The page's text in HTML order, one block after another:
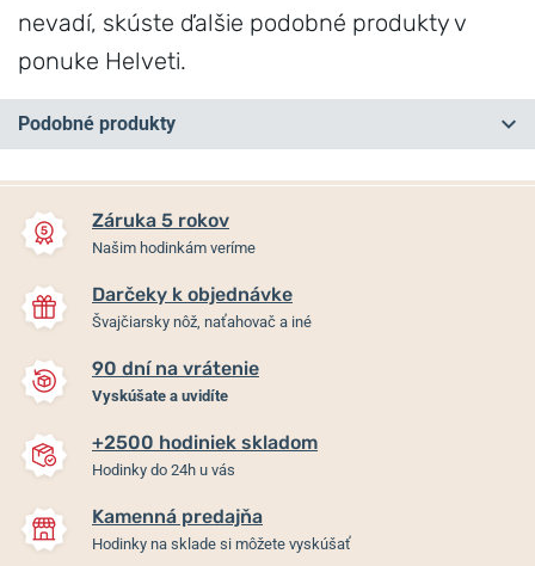
nevadí, skúste ďalšie podobné produkty v
ponuke Helveti.
Podobné produkty
Remienok Hirsch Liberty -
čierny
Skladom
54 €
Záruka 5 rokov
Našim hodinkám veríme
Darčeky k objednávke
Švajčiarsky nôž, naťahovač a iné
90 dní na vrátenie
Vyskúšate a uvidíte
+2500 hodiniek skladom
Hodinky do 24h u vás
Kamenná predajňa
Hodinky na sklade si môžete vyskúšať